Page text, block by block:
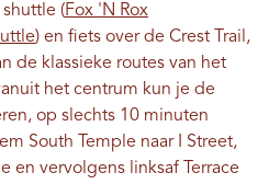
(Fox 'N Rox
) en fiets over de Crest Trail,
de klassieke routes van het
het centrum kun je de
op slechts 10 minuten
South Temple naar I Street,
en vervolgens linksaf Terrace